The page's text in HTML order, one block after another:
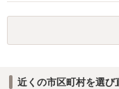
対応が必要になってくる
近くの市区町村を選び